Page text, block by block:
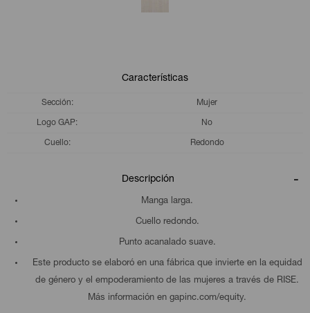
Características
Sección Mujer
Logo GAP No
Cuello Redondo
Descripción
Manga larga.
Cuello redondo.
Punto acanalado suave.
Este producto se elaboró en una fábrica que invierte en la equidad
de género y el empoderamiento de las mujeres a través de RISE.
Más información en gapinc.com/equity.